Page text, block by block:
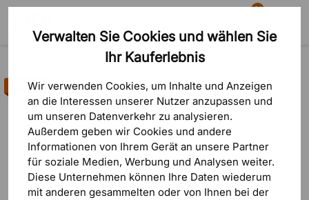
Verwalten Sie Cookies und wählen Sie
Ihr Kauferlebnis
Wir verwenden Cookies, um Inhalte und Anzeigen
an die Interessen unserer Nutzer anzupassen und
um unseren Datenverkehr zu analysieren.
Außerdem geben wir Cookies und andere
Informationen von Ihrem Gerät an unsere Partner
für soziale Medien, Werbung und Analysen weiter.
Diese Unternehmen können Ihre Daten wiederum
mit anderen gesammelten oder von Ihnen bei der
Suche
81
Warenkorb
Deckenlampen Konferenzbeleuchtung
Bestseller